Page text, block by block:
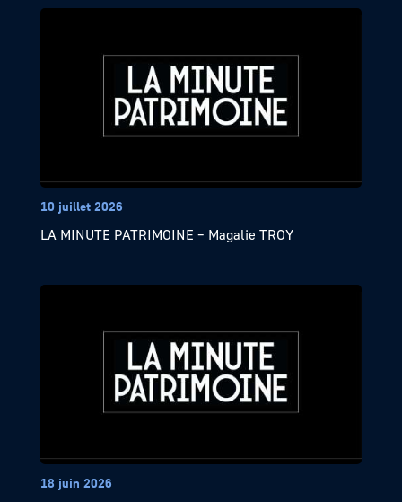
10 juillet 2026
LA MINUTE PATRIMOINE – Magalie TROY
18 juin 2026